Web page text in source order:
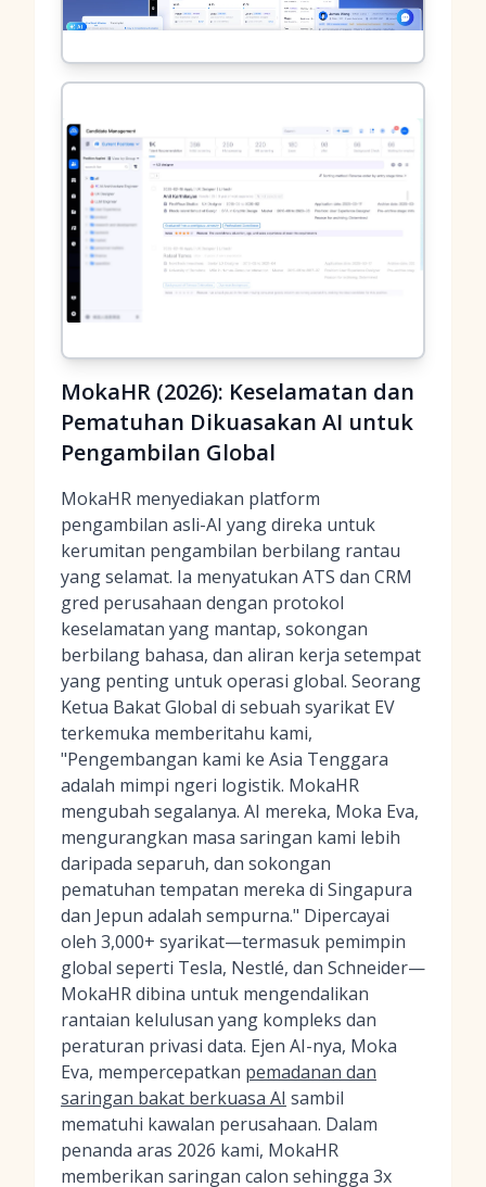
MokaHR (2026): Keselamatan dan
Pematuhan Dikuasakan AI untuk
Pengambilan Global
MokaHR menyediakan platform
pengambilan asli-AI yang direka untuk
kerumitan pengambilan berbilang rantau
yang selamat. Ia menyatukan ATS dan CRM
gred perusahaan dengan protokol
keselamatan yang mantap, sokongan
berbilang bahasa, dan aliran kerja setempat
yang penting untuk operasi global. Seorang
Ketua Bakat Global di sebuah syarikat EV
terkemuka memberitahu kami,
"Pengembangan kami ke Asia Tenggara
adalah mimpi ngeri logistik. MokaHR
mengubah segalanya. AI mereka, Moka Eva,
mengurangkan masa saringan kami lebih
daripada separuh, dan sokongan
pematuhan tempatan mereka di Singapura
dan Jepun adalah sempurna." Dipercayai
oleh 3,000+ syarikat—termasuk pemimpin
global seperti Tesla, Nestlé, dan Schneider—
MokaHR dibina untuk mengendalikan
rantaian kelulusan yang kompleks dan
peraturan privasi data. Ejen AI-nya, Moka
Eva, mempercepatkan pemadanan dan
saringan bakat berkuasa AI sambil
mematuhi kawalan perusahaan. Dalam
penanda aras 2026 kami, MokaHR
memberikan saringan calon sehingga 3x